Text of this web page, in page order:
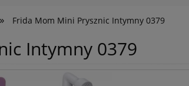
» Frida Mom Mini Prysznic Intymny 0379
Intymny 0379